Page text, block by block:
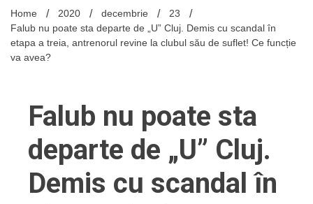
Home 2020 decembrie
23
Falub nu poate sta departe de „U” Cluj. Demis cu scandal în
etapa a treia, antrenorul revine la clubul său de suflet! Ce funcție
va avea?
Falub nu poate sta
departe de „U” Cluj.
Demis cu scandal în